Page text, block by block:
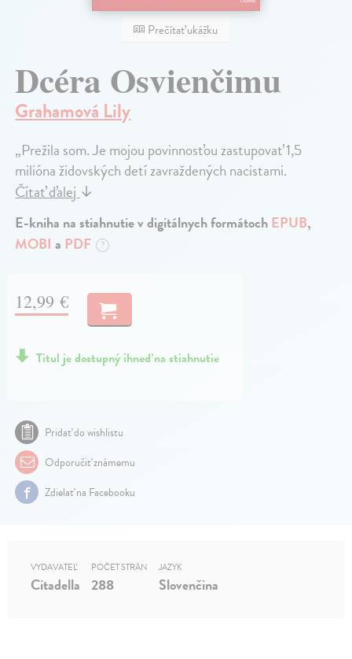
Prečítať ukážku
Dcéra Osvienčimu
Grahamová Lily
„Prežila som. Je mojou povinnosťou zastupovať 1,5
milióna židovských detí zavraždených nacistami.
Čítať ďalej↓
E-kniha na stiahnutie v digitálnych formátochEPUB,
MOBI a PDF ?
12,99 €
Titul je dostupný ihneď na stiahnutie
Pridať do wishlistu
Odporučiť známemu
Zdielať na Facebooku
VYDAVATEĽ
Citadella
POČET STRÁN
288
JAZYK
Slovenčina